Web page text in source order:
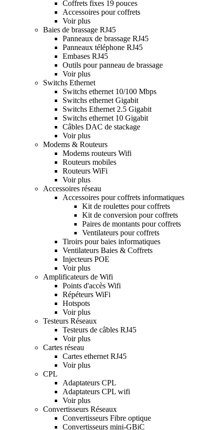
Coffrets fixes 19 pouces
Accessoires pour coffrets
Voir plus
Baies de brassage RJ45
Panneaux de brassage RJ45
Panneaux téléphone RJ45
Embases RJ45
Outils pour panneau de brassage
Voir plus
Switchs Ethernet
Switchs ethernet 10/100 Mbps
Switchs ethernet Gigabit
Switchs Ethernet 2.5 Gigabit
Switchs ethernet 10 Gigabit
Câbles DAC de stackage
Voir plus
Modems & Routeurs
Modems routeurs Wifi
Routeurs mobiles
Routeurs WiFi
Voir plus
Accessoires réseau
Accessoires pour coffrets informatiques
Kit de roulettes pour coffrets
Kit de conversion pour coffrets
Paires de montants pour coffrets
Ventilateurs pour coffrets
Tiroirs pour baies informatiques
Ventilateurs Baies & Coffrets
Injecteurs POE
Voir plus
Amplificateurs de Wifi
Points d'accès Wifi
Répéteurs WiFi
Hotspots
Voir plus
Testeurs Réseaux
Testeurs de câbles RJ45
Voir plus
Cartes réseau
Cartes ethernet RJ45
Voir plus
CPL
Adaptateurs CPL
Adaptateurs CPL wifi
Voir plus
Convertisseurs Réseaux
Convertisseurs Fibre optique
Convertisseurs mini-GBiC